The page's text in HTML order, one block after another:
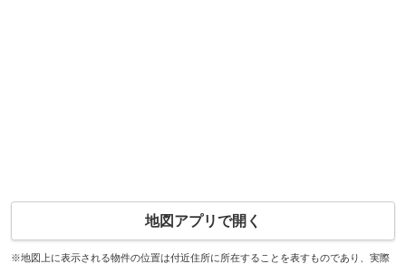
地図アプリで開く
※地図上に表示される物件の位置は付近住所に所在することを表すものであり、実際